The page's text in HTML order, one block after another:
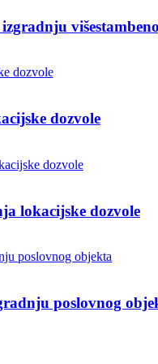
dozvole
lokacijske dozvole
poslovnog